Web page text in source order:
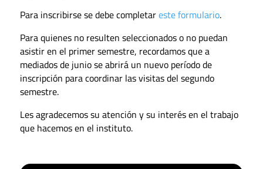
Para inscribirse se debe completareste formulario.
Para quienes no resulten seleccionados o no puedan
asistir en el primer semestre, recordamos que a
mediados de junio se abrirá un nuevo período de
inscripción para coordinar las visitas del segundo
semestre.
Les agradecemos su atención y su interés en el trabajo
que hacemos en el instituto.